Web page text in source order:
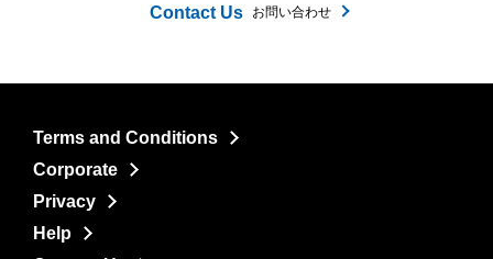
Contact Us お問い合わせ
Terms and Conditions
Corporate
Privacy
Help